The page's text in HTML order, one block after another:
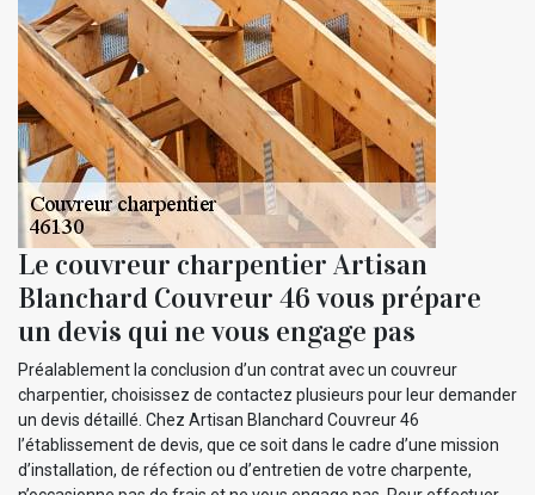
Le couvreur charpentier Artisan
Blanchard Couvreur 46 vous prépare
un devis qui ne vous engage pas
Préalablement la conclusion d’un contrat avec un couvreur
charpentier, choisissez de contactez plusieurs pour leur demander
un devis détaillé. Chez Artisan Blanchard Couvreur 46
l’établissement de devis, que ce soit dans le cadre d’une mission
d’installation, de réfection ou d’entretien de votre charpente,